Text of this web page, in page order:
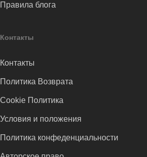
Правила блога
Контакты
Контакты
Политика Возврата
Cookie Политика
Условия и положения
Политика конфеденциальности